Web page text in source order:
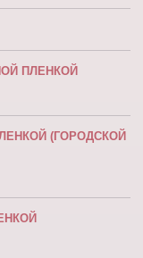
ПЛЕНКОЙ
(ГОРОДСКОЙ